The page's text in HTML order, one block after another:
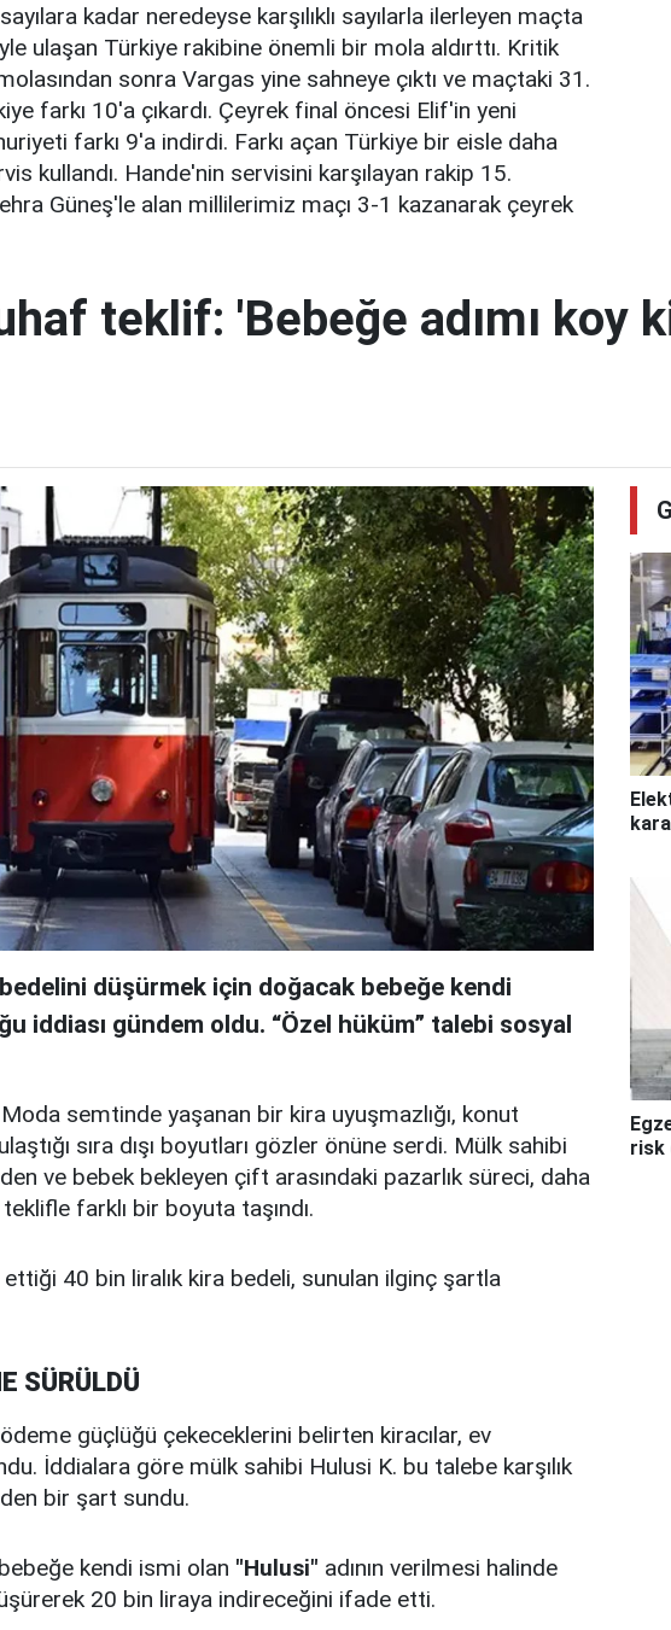
kadar neredeyse karşılıklı sayılarla ilerleyen maçta
ulaşan Türkiye rakibine önemli bir mola aldırttı. Kritik
sonra Vargas yine sahneye çıktı ve maçtaki 31.
farkı 10'a çıkardı. Çeyrek final öncesi Elif'in yeni
farkı 9'a indirdi. Farkı açan Türkiye bir eisle daha
kullandı. Hande'nin servisini karşılayan rakip 15.
Güneş'le alan millilerimiz maçı 3-1 kazanarak çeyrek
teklif: 'Bebeğe adımı koy
düşürmek için doğacak bebeğe kendi
iddiası gündem oldu. “Özel hüküm” talebi sosyal
semtinde yaşanan bir kira uyuşmazlığı, konut
sıra dışı boyutları gözler önüne serdi. Mülk sahibi
ve bebek bekleyen çift arasındaki pazarlık süreci, daha
farklı bir boyuta taşındı.
40 bin liralık kira bedeli, sunulan ilginç şartla
SÜRÜLDÜ
güçlüğü çekeceklerini belirten kiracılar, ev
İddialara göre mülk sahibi Hulusi K. bu talebe karşılık
bir şart sundu.
kendi ismi olan "Hulusi" adının verilmesi halinde
20 bin liraya indireceğini ifade etti.
risk